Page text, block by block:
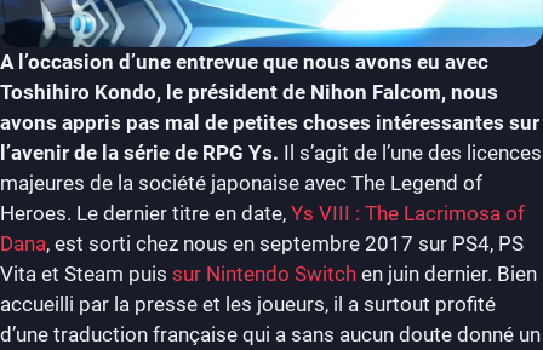
A l’occasion d’une entrevue que nous avons eu avec
Toshihiro Kondo, le président de Nihon Falcom, nous
avons appris pas mal de petites choses intéressantes sur
l’avenir de la série de RPG Ys. Il s’agit de l’une des licences
majeures de la société japonaise avec The Legend of
Heroes. Le dernier titre en date, Ys VIII : The Lacrimosa of
Dana, est sorti chez nous en septembre 2017 sur PS4, PS
Vita et Steam puis sur Nintendo Switch en juin dernier. Bien
accueilli par la presse et les joueurs, il a surtout profité
d’une traduction française qui a sans aucun doute donné un